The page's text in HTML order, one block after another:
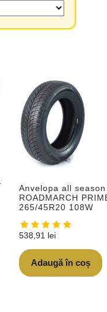
Anvelopa all season
ROADMARCH
265/45R20 108W
538,91 lei
Adaugă în coș